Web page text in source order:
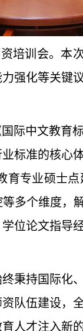
培训会。本
强化等关
际中文教
标准的核心
专业硕士
多个维度，
位论文指导
秉持国际
队伍建设，
人才注入新